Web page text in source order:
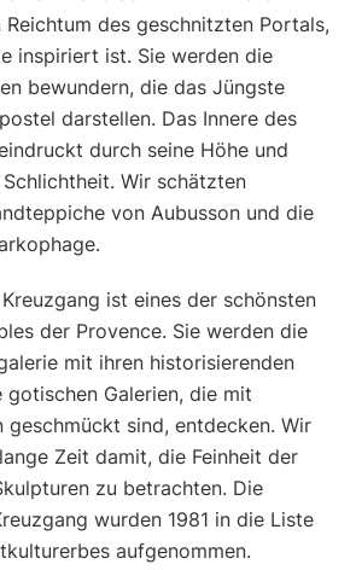
des geschnitzten Portals,
inspiriert ist. Sie werden die
bewundern, die das Jüngste
darstellen. Das Innere des
durch seine Höhe und
Wir schätzten
von Aubusson und die
ist eines der schönsten
der Provence. Sie werden die
mit ihren historisierenden
gotischen Galerien, die mit
geschmückt sind, entdecken. Wir
Zeit damit, die Feinheit der
zu betrachten. Die
wurden 1981 in die Liste
aufgenommen.